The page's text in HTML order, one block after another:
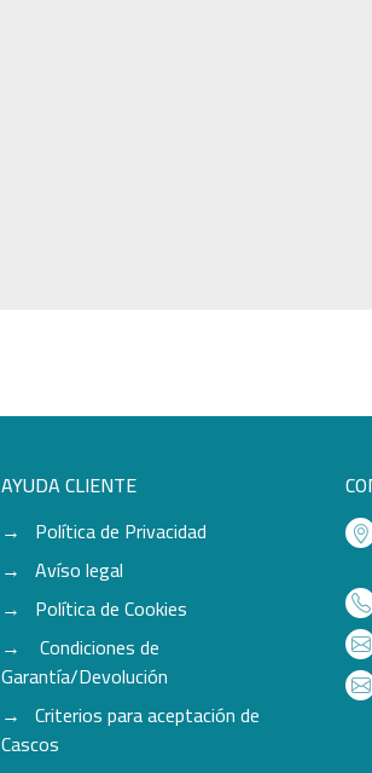
AYUDA CLIENTE
Política de Privacidad
Avíso legal
Política de Cookies
Condiciones de
Garantía/Devolución
Criterios para aceptación de
Cascos